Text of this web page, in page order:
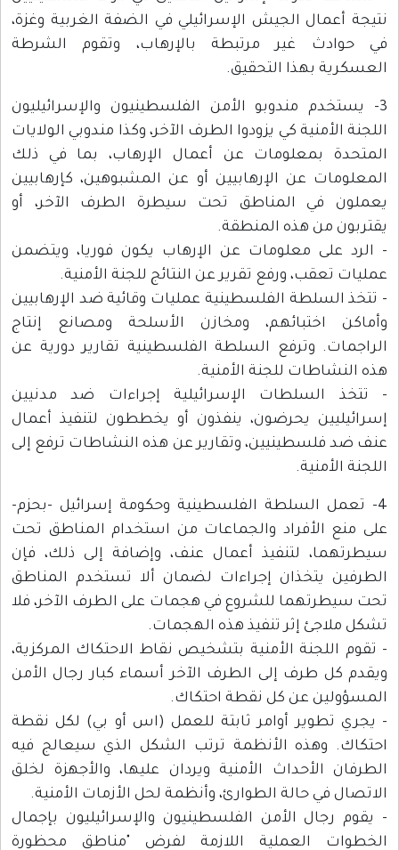
نتيجة أعمال الجيش الإسرائيلي في الضفة الغربية وغزة،
في حوادث غير مرتبطة بالإرهاب، وتقوم الشرطة
العسكرية بهذا التحقيق.
3- يستخدم مندوبو الأمن الفلسطينيون والإسرائيليون
اللجنة الأمنية كي يزودوا الطرف الآخر، وكذا مندوبي الولايات
المتحدة بمعلومات عن أعمال الإرهاب، بما في ذلك
المعلومات عن الإرهابيين أو عن المشبوهين، كإرهابيين
يعملون في المناطق تحت سيطرة الطرف الآخر، أو
يقتربون من هذه المنطقة.
- الرد على معلومات عن الإرهاب يكون فوريا، ويتضمن
عمليات تعقب، ورفع تقرير عن النتائج للجنة الأمنية.
- تتخذ السلطة الفلسطينية عمليات وقائية ضد الإرهابيين
وأماكن اختبائهم، ومخازن الأسلحة ومصانع إنتاج
الراجمات. وترفع السلطة الفلسطينية تقارير دورية عن
هذه النشاطات للجنة الأمنية.
- تتخذ السلطات الإسرائيلية إجراءات ضد مدنيين
إسرائيليين يحرضون، ينفذون أو يخططون لتنفيذ أعمال
عنف ضد فلسطينيين، وتقارير عن هذه النشاطات ترفع إلى
اللجنة الأمنية.
4- تعمل السلطة الفلسطينية وحكومة إسرائيل -بحزم-
على منع الأفراد والجماعات من استخدام المناطق تحت
سيطرتهما، لتنفيذ أعمال عنف، وإضافة إلى ذلك، فإن
الطرفين يتخذان إجراءات لضمان ألا تستخدم المناطق
تحت سيطرتهما للشروع في هجمات على الطرف الآخر، فلا
تشكل ملاجئ إثر تنفيذ هذه الهجمات.
- تقوم اللجنة الأمنية بتشخيص نقاط الاحتكاك المركزية،
ويقدم كل طرف إلى الطرف الآخر أسماء كبار رجال الأمن
المسؤولين عن كل نقطة احتكاك.
- يجري تطوير أوامر ثابتة للعمل (اس أو بي) لكل نقطة
احتكاك. وهذه الأنظمة ترتب الشكل الذي سيعالج فيه
الطرفان الأحداث الأمنية ويردان عليها، والأجهزة لخلق
الاتصال في حالة الطوارئ، وأنظمة لحل الأزمات الأمنية.
- يقوم رجال الأمن الفلسطينيون والإسرائيليون بإجمال
الخطوات العملية اللازمة لفرض "مناطق محظورة